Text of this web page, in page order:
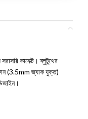
কানেক্ট। ব্লুটুথের
(3.5mm জ্যাক যুক্ত)